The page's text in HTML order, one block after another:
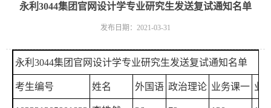
永利3044集团官网设计学专业研究生发送复试通知名单
发布日期：2021-03-31
永利3044集团官网设计学专业研究生发送复试通知名单
考生编号 姓名 外国语 政治理论 业务课一 业